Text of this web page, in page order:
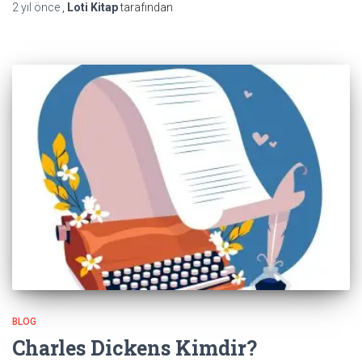
2 yıl önce , Loti Kitaptarafından
BLOG
Charles Dickens Kimdir?